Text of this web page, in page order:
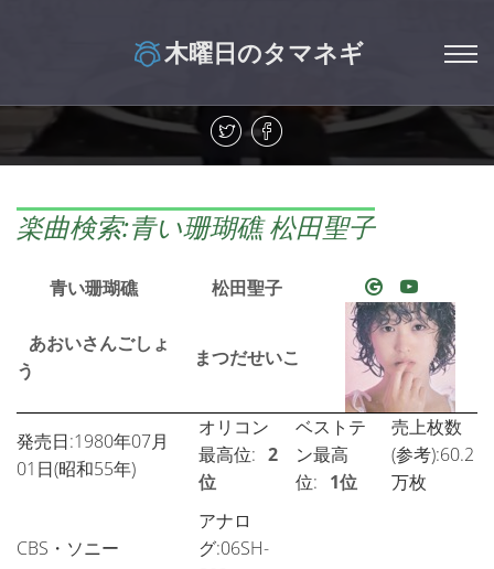
木曜日のタマネギ
楽曲検索:青い珊瑚礁 松田聖子
青い珊瑚礁 松田聖子
あおいさんごしょ
う
まつだせいこ
発売日:1980年07月
01日(昭和55年)
オリコン
最高位: 2
位
ベストテ
ン最高
位: 1位
売上枚数
(参考):60.2
万枚
CBS・ソニー
アナロ
グ:06SH-